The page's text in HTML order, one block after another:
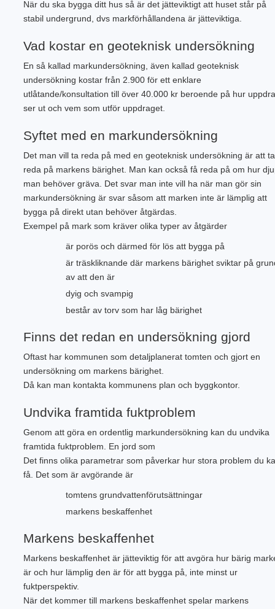
PLINTGRUND
TJÄLDJUP
När du ska bygga ditt hus så är det jätteviktigt att huset står på
stabil undergrund, dvs markförhållandena är jätteviktiga.
Vad kostar en geoteknisk undersökning
En så kallad markundersökning, även kallad geoteknisk
undersökning kostar från 2.900 för ett enklare
utlåtande/konsultation till över 40.000 kr beroende på hur
ser ut och vem som utför uppdraget.
Syftet med en markundersökning
Det man vill ta reda på med en geoteknisk undersökning är att ta
reda på markens bärighet. Man kan också få reda på om hur
man behöver gräva. Det svar man inte vill ha när man gör sin
markundersökning är svar såsom att marken inte är lämplig att
bygga på direkt utan behöver åtgärdas.
Exempel på mark som kräver olika typer av åtgärder
är porös och därmed för lös att bygga på
är träskliknande där markens bärighet sviktar på
av att den är
dyig och svampig
består av torv som har låg bärighet
Finns det redan en undersökning gjord
Oftast har kommunen som detaljplanerat tomten och gjort en
undersökning om markens bärighet.
Då kan man kontakta kommunens plan och byggkontor.
Undvika framtida fuktproblem
Genom att göra en ordentlig markundersökning kan du undvika
framtida fuktproblem. En jord som
Det finns olika parametrar som påverkar hur stora problem du
få. Det som är avgörande är
tomtens grundvattenförutsättningar
markens beskaffenhet
Markens beskaffenhet
Markens beskaffenhet är jätteviktig för att avgöra hur bärig
är och hur lämplig den är för att bygga på, inte minst ur
fuktperspektiv.
När det kommer till markens beskaffenhet spelar markens